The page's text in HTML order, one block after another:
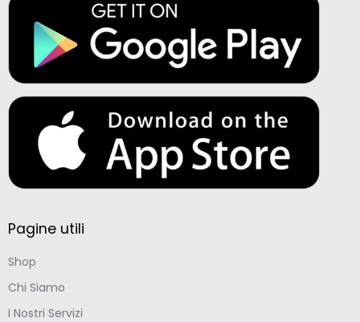
Pagine utili
Shop
Chi Siamo
I Nostri Servizi